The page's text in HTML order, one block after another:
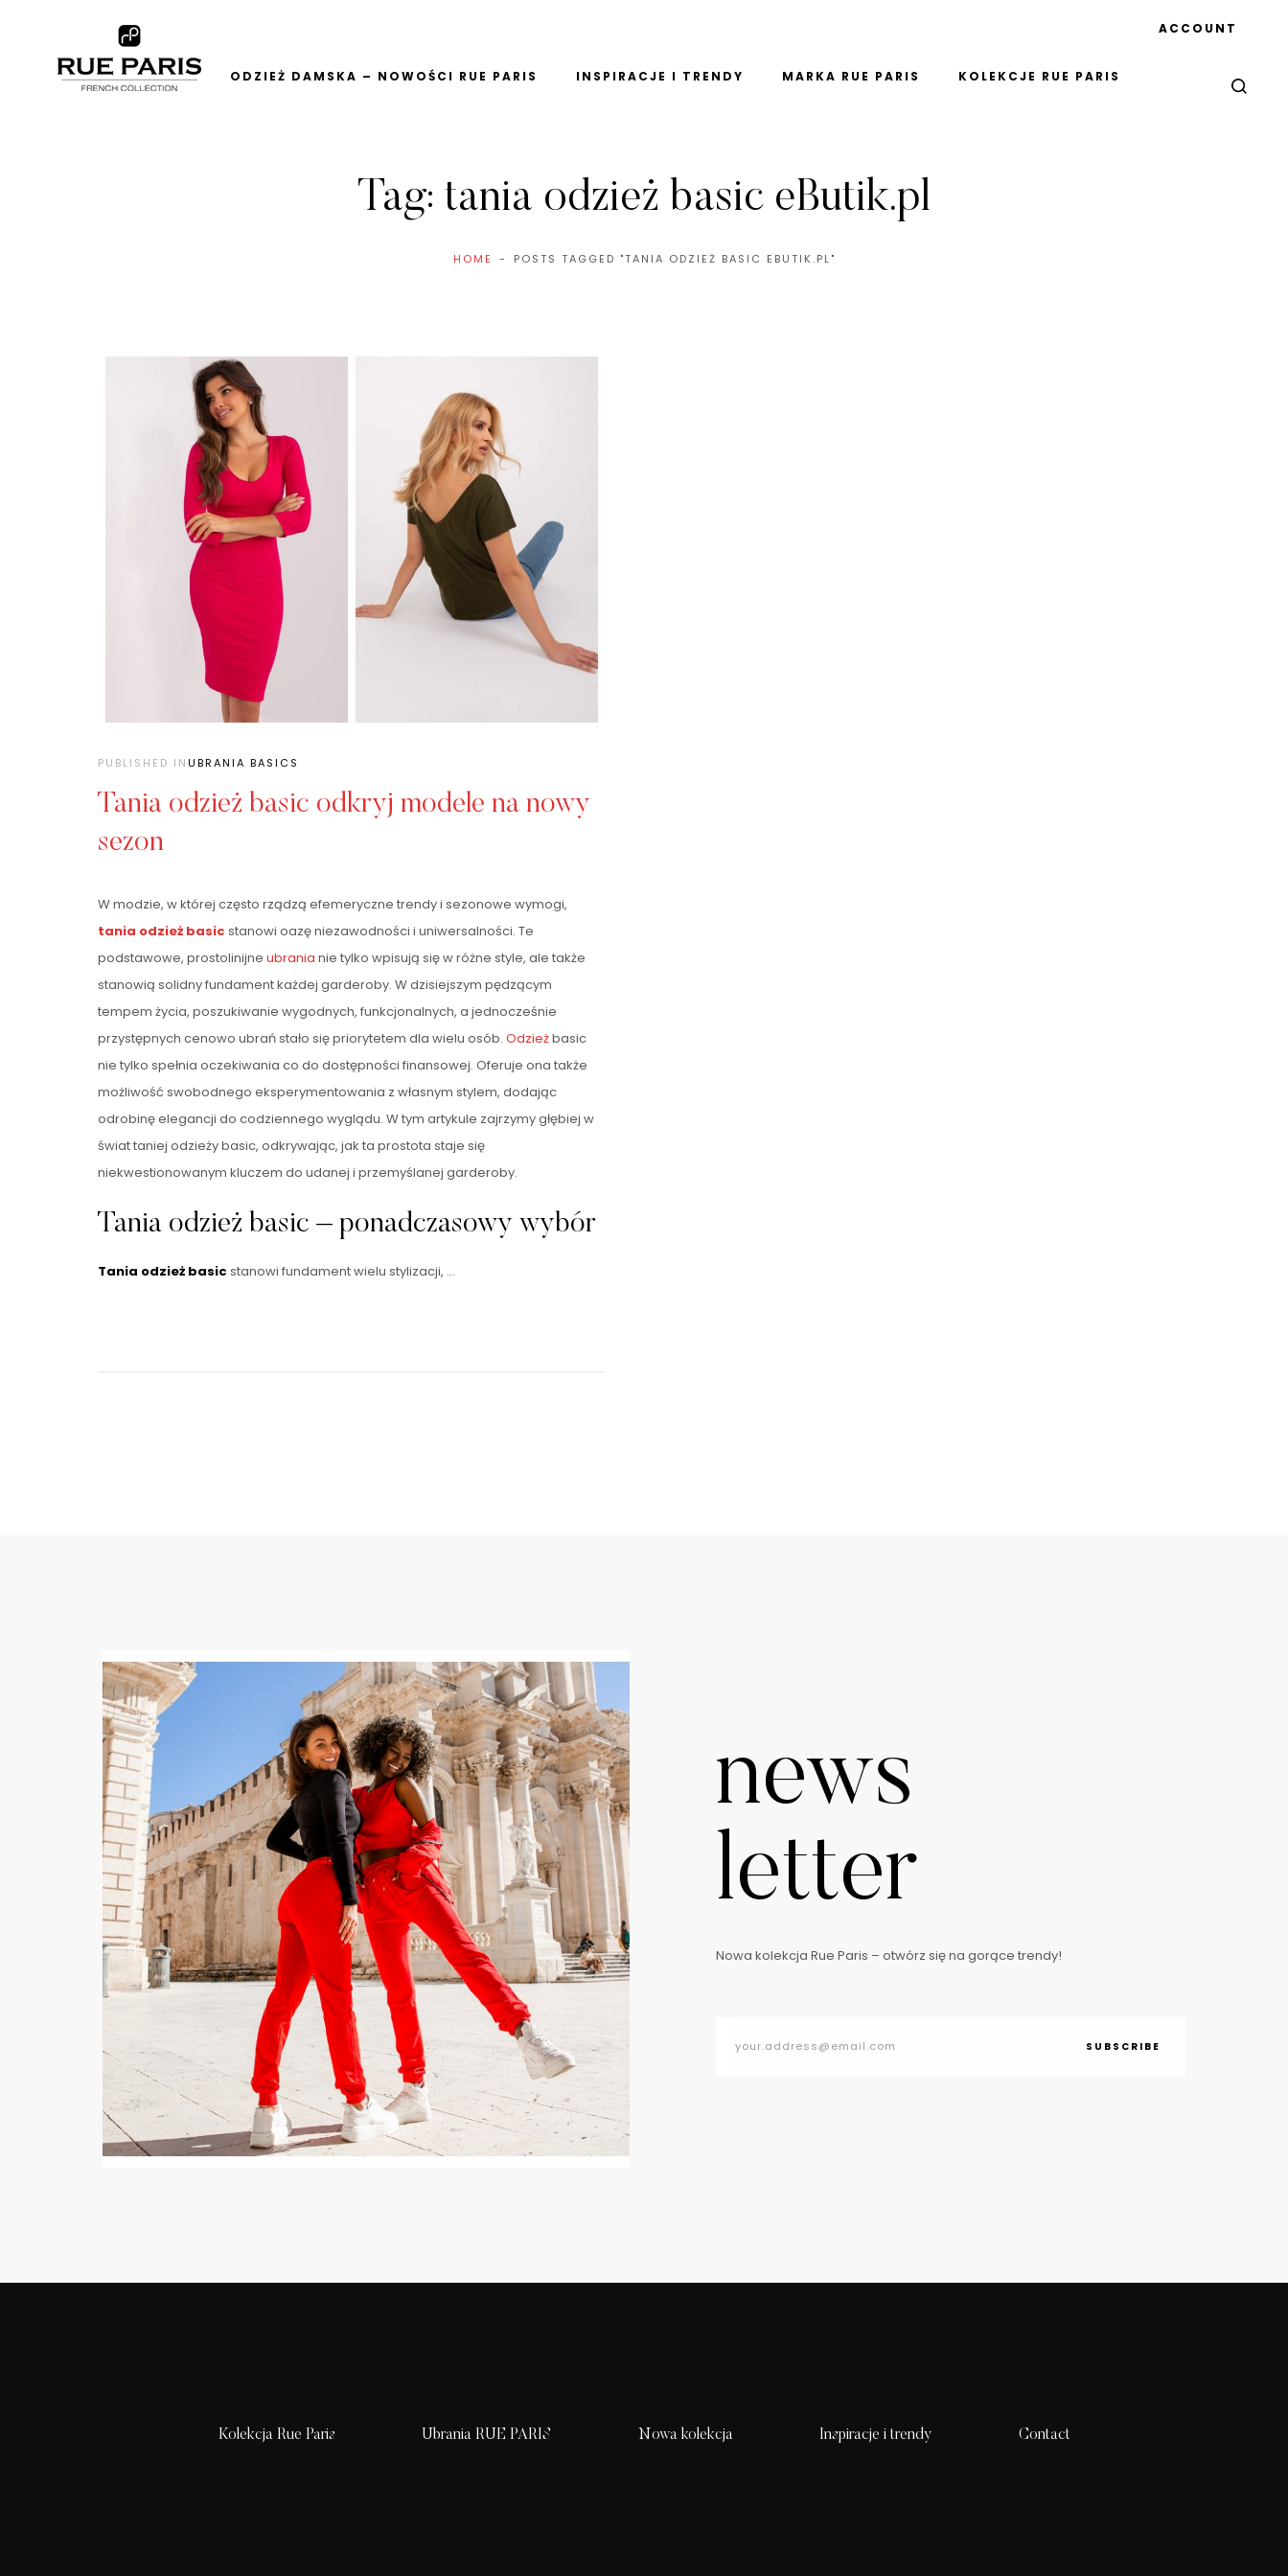
ODZIEŻ DAMSKA – NOWOŚCI RUE PARIS INSPIRACJE I TRENDY MARKA RUE PARIS KOLEKCJE RUE PARIS
ACCOUNT
Tag: tania odzież basic eButik.pl
HOME POSTS TAGGED "TANIA ODZIEŻ BASIC EBUTIK.PL"
PUBLISHED INUBRANIA BASICS
Tania odzież basic odkryj modele na nowy
sezon
W modzie, w której często rządzą efemeryczne trendy i sezonowe wymogi,
tania odzież basic stanowi oazę niezawodności i uniwersalności. Te
podstawowe, prostolinijne ubrania nie tylko wpisują się w różne style, ale także
stanowią solidny fundament każdej garderoby. W dzisiejszym pędzącym
tempem życia, poszukiwanie wygodnych, funkcjonalnych, a jednocześnie
przystępnych cenowo ubrań stało się priorytetem dla wielu osób. Odzieżbasic
nie tylko spełnia oczekiwania co do dostępności finansowej. Oferuje ona także
możliwość swobodnego eksperymentowania z własnym stylem, dodając
odrobinę elegancji do codziennego wyglądu. W tym artykule zajrzymy głębiej w
świat taniej odzieży basic, odkrywając, jak ta prostota staje się
niekwestionowanym kluczem do udanej i przemyślanej garderoby.
Tania odzież basic – ponadczasowy wybór
Tania odzież basic stanowi fundament wielu stylizacji, …
news
letter
Nowa kolekcja Rue Paris – otwórz się na gorące trendy!
SUBSCRIBE
Kolekcja Rue Paris Ubrania RUE PARIS Nowa kolekcja Inspiracje i trendy Contact